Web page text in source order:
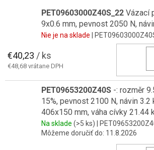
PET09603000Z40S_22 Vázací
9x0.6 mm, pevnost 2050 N,
Nie je na sklade |
€40,23 / ks
€48,68 vrátane DPH
PET09653200Z40S -: rozměr
15%, pevnost 2100 N, návin 3.2
406x150 mm, váha cívky 21.44
Na sklade (>5 ks) |
Môžeme doručiť do: 11.8.2026